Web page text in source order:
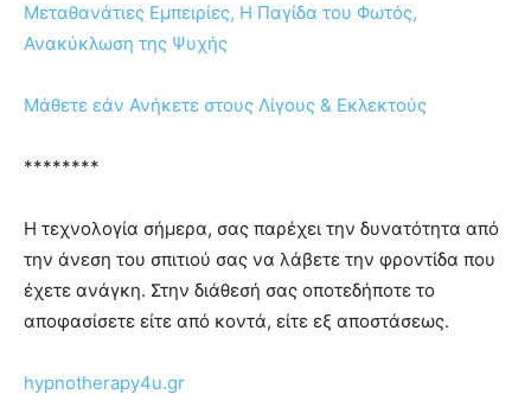
Μεταθανάτιες Εμπειρίες, H Παγίδα του Φωτός,
Ανακύκλωση της Ψυχής
Μάθετε εάν Ανήκετε στους Λίγους & Εκλεκτούς
********
Η τεχνολογία σήμερα, σας παρέχει την δυνατότητα από
την άνεση του σπιτιού σας να λάβετε την φροντίδα που
έχετε ανάγκη. Στην διάθεσή σας οποτεδήποτε το
αποφασίσετε είτε από κοντά, είτε εξ αποστάσεως.
hypnotherapy4u.gr